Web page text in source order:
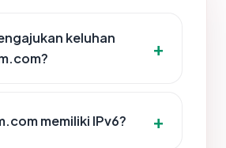
keluhan
memiliki IPv6?